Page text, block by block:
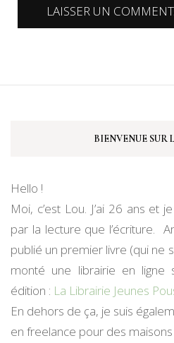
BIENVENUE SUR
Hello !
Moi, c’est Lou. J’ai 26 ans et
par la lecture que l’écriture.
publié un premier livre (qui ne
monté une librairie en ligne
édition : La Librairie Jeunes
En dehors de ça, je suis
en freelance pour des maisons